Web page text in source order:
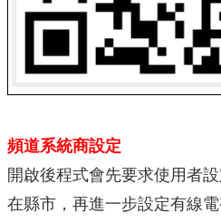
頻道系統商設定
開啟後程式會先要求使用者
在縣市，再進一步設定有線